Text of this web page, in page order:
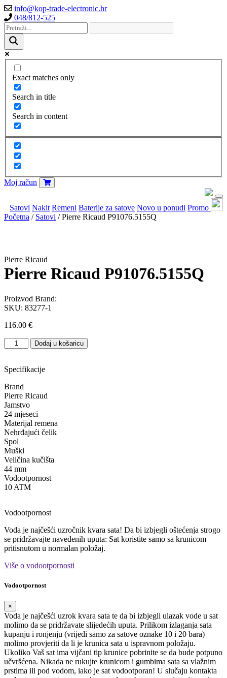
info@kop-trade-electronic.hr
048/812-525
Exact matches only
Search in title
Search in content
Moj račun
Satovi Nakit Remeni Baterije za satove Novo u ponudi Promo
Početna / Satovi / Pierre Ricaud P91076.5155Q
Pierre Ricaud
Pierre Ricaud P91076.5155Q
SKU: 83277-1
Proizvod Brand:
116.00 €
Pierre
Ricaud
količina
Dodaj u košaricu
Specifikacije
Brand
Pierre Ricaud
Jamstvo
24 mjeseci
Materijal remena
Nehrđajući čelik
Spol
Muški
Veličina kučišta
44 mm
Vodootpornost
10 ATM
Vodootpornost
Voda je najčešći uzročnik kvara sata! Da bi izbjegli oštećenja strogo
se pridržavajte navedenih uputa: Sat koristite samo sa krunicom
pritisnutom u normalan položaj.
Više o vodootpornosti
Vodootpornost
×
Voda je najčešći uzrok kvara sata te da bi izbjegli ulazak vode u sat
molimo da se pridržavate slijedećih uputa. Prilikom izlaganja sata
kupanju i ronjenju (vrijedi samo za satove oznake 10 i 20 bara)
molimo provjeriti da li je krunica sata u ispravnom položaju.
Ukoliko Vaš sat ima vijčani tip krunice pobrinite se da bude potpuno
učvršćena. Nikada ne rukujte krunicom i gumbima sata sa vlažnim
prstima ili pod vodom, iako je sat vodootporan! U slučaju kontakta